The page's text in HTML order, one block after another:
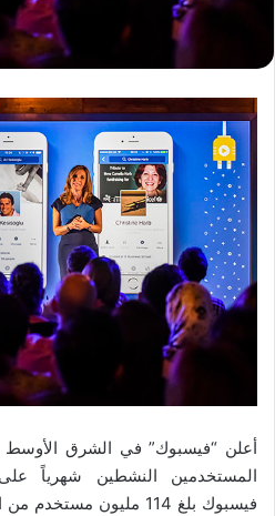
أعلن “فيسبوك” في الشرق الأوسط
المستخدمين النشطين شهرياً